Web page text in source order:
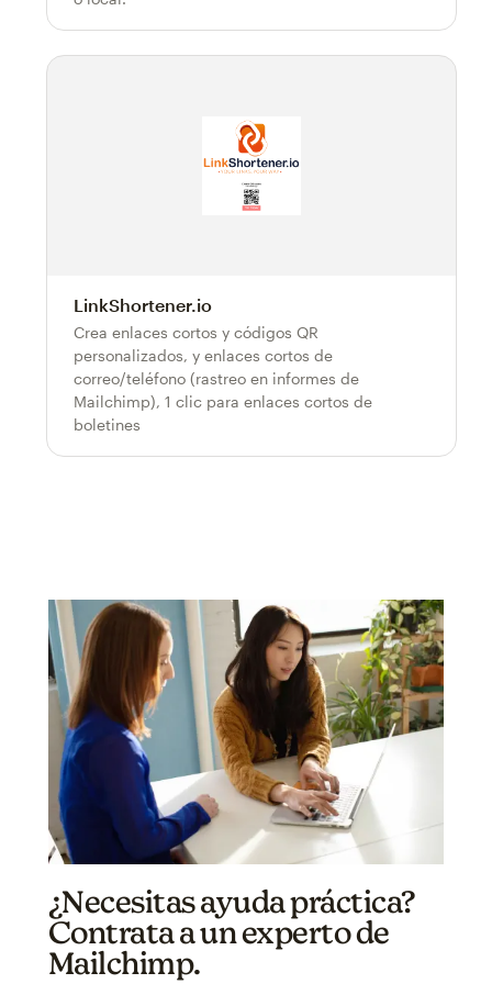
LinkShortener.io
Crea enlaces cortos y códigos QR
personalizados, y enlaces cortos de
correo/teléfono (rastreo en informes de
Mailchimp), 1 clic para enlaces cortos de
boletines
¿Necesitas ayuda práctica?
Contrata a un experto de
Mailchimp.